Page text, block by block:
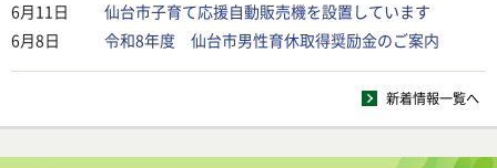
6月11日
仙台市子育て応援自動販売機を設置しています
6月8日
令和8年度 仙台市男性育休取得奨励金のご案内
新着情報一覧へ